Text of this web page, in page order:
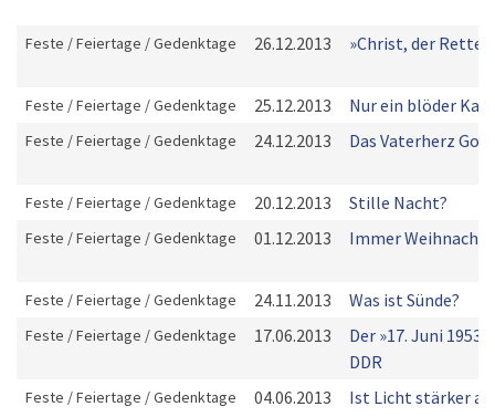
Feste / Feiertage / Gedenktage 26.12.2013 »Christ, der Retter
Feste / Feiertage / Gedenktage 25.12.2013 Nur ein blöder
Feste / Feiertage / Gedenktage 24.12.2013 Das Vaterherz
Feste / Feiertage / Gedenktage 20.12.2013 Stille Nacht?
Feste / Feiertage / Gedenktage 01.12.2013 Immer
Feste / Feiertage / Gedenktage 24.11.2013 Was ist Sünde?
Feste / Feiertage / Gedenktage 17.06.2013
Der »17. Juni
DDR
Feste / Feiertage / Gedenktage 04.06.2013
Ist Licht stärker als